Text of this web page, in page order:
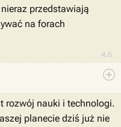
4.6
przedstawiają
na forach
rozwój nauki i technologi.
planecie dziś już nie